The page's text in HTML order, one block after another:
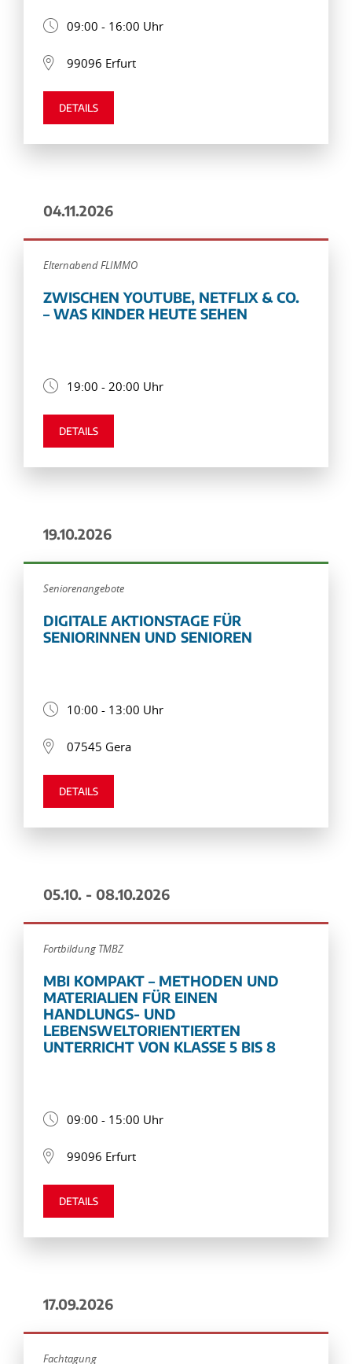
09:00 - 16:00 Uhr
99096 Erfurt
DETAILS
04.11.2026
Elternabend FLIMMO
ZWISCHEN YOUTUBE, NETFLIX & CO.
– WAS KINDER HEUTE SEHEN
19:00 - 20:00 Uhr
DETAILS
19.10.2026
Seniorenangebote
DIGITALE AKTIONSTAGE FÜR
SENIORINNEN UND SENIOREN
10:00 - 13:00 Uhr
07545 Gera
DETAILS
05.10. - 08.10.2026
Fortbildung TMBZ
MBI KOMPAKT – METHODEN UND
MATERIALIEN FÜR EINEN
HANDLUNGS- UND
LEBENSWELTORIENTIERTEN
UNTERRICHT VON KLASSE 5 BIS 8
09:00 - 15:00 Uhr
99096 Erfurt
DETAILS
17.09.2026
Fachtagung